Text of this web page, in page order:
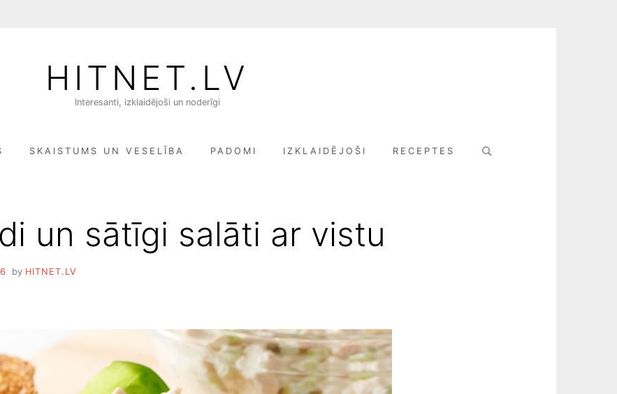
HITNET.LV
Interesanti, izklaidējoši un noderīgi
SKAISTUMS UN VESELĪBA PADOMI IZKLAIDĒJOŠI RECEPTES
Search
un sātīgi salāti ar vistu
by HITNET.LV